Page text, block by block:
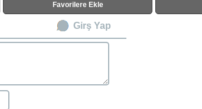
Favorilere Ekle
Girş Yap